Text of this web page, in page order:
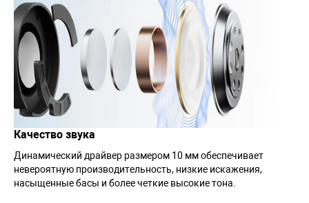
Качество звука
Динамический драйвер размером 10 мм обеспечивает
невероятную производительность, низкие искажения,
насыщенные басы и более четкие высокие тона.